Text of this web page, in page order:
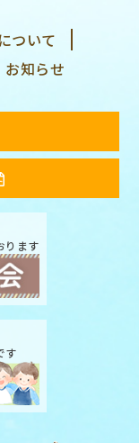
ついて
お知らせ
ります
す